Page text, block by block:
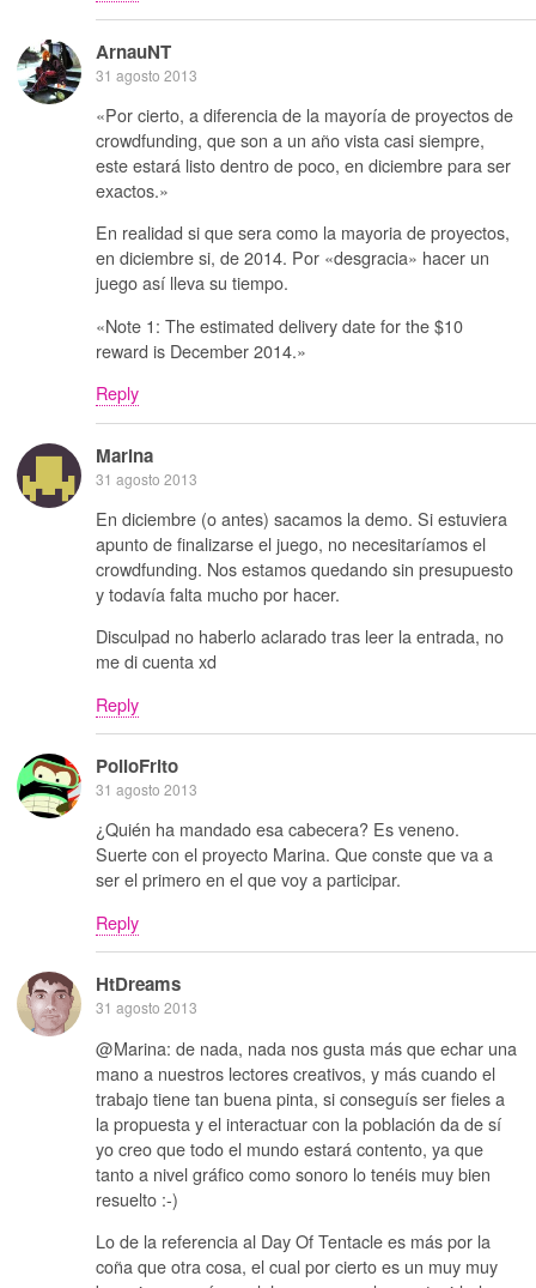
ArnauNT
31 agosto 2013
«Por cierto, a diferencia de la mayoría de proyectos de
crowdfunding, que son a un año vista casi siempre,
este estará listo dentro de poco, en diciembre para ser
exactos.»
En realidad si que sera como la mayoria de proyectos,
en diciembre si, de 2014. Por «desgracia» hacer un
juego así lleva su tiempo.
«Note 1: The estimated delivery date for the $10
reward is December 2014.»
Reply
Marina
31 agosto 2013
En diciembre (o antes) sacamos la demo. Si estuviera
apunto de finalizarse el juego, no necesitaríamos el
crowdfunding. Nos estamos quedando sin presupuesto
y todavía falta mucho por hacer.
Disculpad no haberlo aclarado tras leer la entrada, no
me di cuenta xd
Reply
PolloFrito
31 agosto 2013
¿Quién ha mandado esa cabecera? Es veneno.
Suerte con el proyecto Marina. Que conste que va a
ser el primero en el que voy a participar.
Reply
HtDreams
31 agosto 2013
@Marina: de nada, nada nos gusta más que echar una
mano a nuestros lectores creativos, y más cuando el
trabajo tiene tan buena pinta, si conseguís ser fieles a
la propuesta y el interactuar con la población da de sí
yo creo que todo el mundo estará contento, ya que
tanto a nivel gráfico como sonoro lo tenéis muy bien
resuelto :-)
Lo de la referencia al Day Of Tentacle es más por la
coña que otra cosa, el cual por cierto es un muy muy